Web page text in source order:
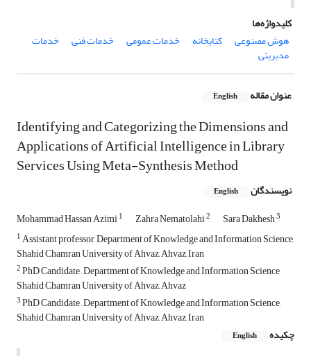
کلیدواژه‌ها
هوش مصنوعی
کتابخانه خدمات عمومی خدمات فنی خدمات
مدیریتی
عنوان مقاله English
Identifying and Categorizing the Dimensions and
Applications of Artificial Intelligence in Library
Services Using Meta-Synthesis Method
نویسندگان English
Mohammad Hassan Azimi1 Zahra Nematolahi2 Sara Dakhesh3
1Assistant professor, Department of Knowledge and Information Science,
Shahid Chamran University of Ahvaz, Ahvaz, Iran
2PhD Candidate , Department of Knowledge and Information Science,
Shahid Chamran University of Ahvaz, Ahvaz
3PhD Candidate , Department of Knowledge and Information Science,
Shahid Chamran University of Ahvaz, Ahvaz, Iran
چکیده
English